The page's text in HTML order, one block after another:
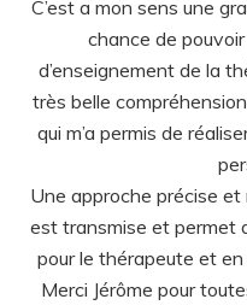
est transmise et permet
pour le thérapeute et
Merci Jérôme pour
qui nous permettent
Je ne